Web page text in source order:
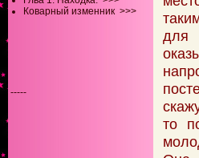
Коварный изменник >>>
-----
для
то